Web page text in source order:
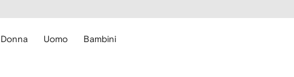
Donna Uomo Bambini